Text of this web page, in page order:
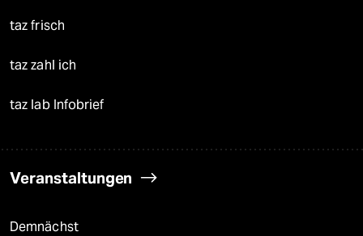
taz frisch
taz zahl ich
taz lab Infobrief
Veranstaltungen
Demnächst